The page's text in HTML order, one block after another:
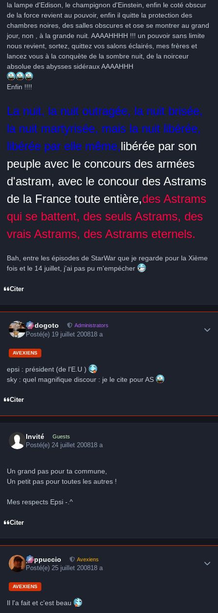
la lampe d'Edison, le champignon d'Einstein, enfin le coté obscur
de la force revient au pouvoir, enfin il quitte la protection des
chambres noires, des salles obscures et ose se montrer au grand
jour, non , à la grande nuit. AAAAHHHH !!! un pouvoir sans limite
nous revient, sortez, quittez vos salons éclairés, mes frères et
lancez vous à la conquète de la sombre nuit, de la noirceur
absolue des abysses sidéraux AAAAHHH
Enfin !!!!
La nuit, la nuit outragée, la nuit brisée,
la nuit martyrisée, mais la nuit libérée,
libérée par elle même,libérée par son
peuple avec le concours des armées
d'astram, avec le concour des Astrams
de la France toute entière,des Astrams
qui se battent, des seuls Astrams, des
vrais Astrams, des Astrams eternels.
Bah, entre les épisodes de StarWar que je regarde pour la Xième
fois et le 14 juillet, j'ai pas pu m'empécher
Citer
frédogoto Administrators
Posté(e) 19 juillet 200818 a
AVEXIENS
epsi : président (de l'E.U )
sky : quel magnifique discour : je le cite pour AS
Citer
Invité Guests
Posté(e)24 juillet 200818 a
Un grand pas pour ta commune,
Un petit pas pour toutes les autres !
Mes respects Epsi -.^
Citer
peppuccio Avexiens
Posté(e)25 juillet 200818 a
AVEXIENS
Il l'a fait et c'est beau